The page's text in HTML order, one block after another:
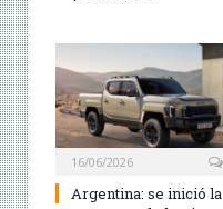
16/06/2026
Argentina: se inició la